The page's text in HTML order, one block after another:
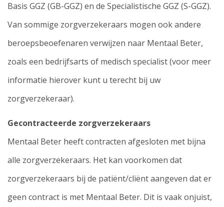
Basis GGZ (GB-GGZ) en de Specialistische GGZ (S-GGZ).
Van sommige zorgverzekeraars mogen ook andere
beroepsbeoefenaren verwijzen naar Mentaal Beter,
zoals een bedrijfsarts of medisch specialist (voor meer
informatie hierover kunt u terecht bij uw
zorgverzekeraar).
Gecontracteerde zorgverzekeraars
Mentaal Beter heeft contracten afgesloten met bijna
alle zorgverzekeraars. Het kan voorkomen dat
zorgverzekeraars bij de patiënt/cliënt aangeven dat er
geen contract is met Mentaal Beter. Dit is vaak onjuist,